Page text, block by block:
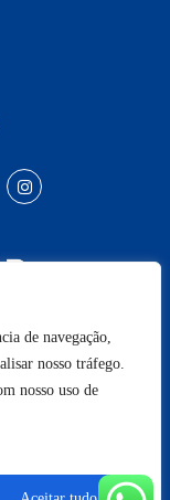
de navegação,
nosso tráfego.
nosso uso de